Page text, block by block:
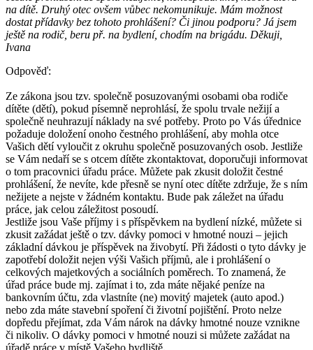
na dítě. Druhý otec ovšem vůbec nekomunikuje. Mám možnost
dostat přídavky bez tohoto prohlášení? Či jinou podporu? Já jsem
ještě na rodič, beru př. na bydlení, chodím na brigádu. Děkuji,
Ivana
Odpověď:
Ze zákona jsou tzv. společně posuzovanými osobami oba rodiče
dítěte (dětí), pokud písemně neprohlásí, že spolu trvale nežijí a
společně neuhrazují náklady na své potřeby. Proto po Vás úřednice
požaduje doložení onoho čestného prohlášení, aby mohla otce
Vašich dětí vyloučit z okruhu společně posuzovaných osob. Jestliže
se Vám nedaří se s otcem dítěte zkontaktovat, doporučuji informovat
o tom pracovnici úřadu práce. Můžete pak zkusit doložit čestné
prohlášení, že nevíte, kde přesně se nyní otec dítěte zdržuje, že s ním
nežijete a nejste v žádném kontaktu. Bude pak záležet na úřadu
práce, jak celou záležitost posoudí.
Jestliže jsou Vaše příjmy i s příspěvkem na bydlení nízké, můžete si
zkusit zažádat ještě o tzv. dávky pomoci v hmotné nouzi – jejich
základní dávkou je příspěvek na živobytí. Při žádosti o tyto dávky je
zapotřebí doložit nejen výši Vašich příjmů, ale i prohlášení o
celkových majetkových a sociálních poměrech. To znamená, že
úřad práce bude mj. zajímat i to, zda máte nějaké peníze na
bankovním účtu, zda vlastníte (ne) movitý majetek (auto apod.)
nebo zda máte stavební spoření či životní pojištění. Proto nelze
dopředu přejímat, zda Vám nárok na dávky hmotné nouze vznikne
či nikoliv. O dávky pomoci v hmotné nouzi si můžete zažádat na
úřadě práce v místě Vašeho bydliště.